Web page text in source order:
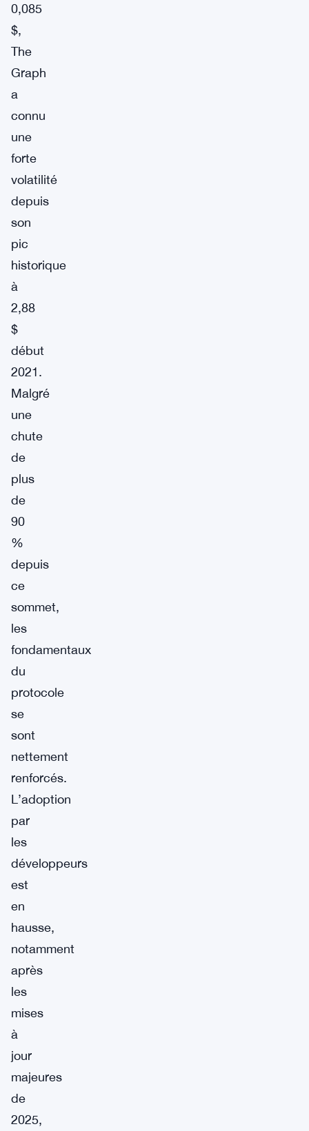
0,085
$,
The
Graph
a
connu
une
forte
volatilité
depuis
son
pic
historique
à
2,88
$
début
2021.
Malgré
une
chute
de
plus
de
90
%
depuis
ce
sommet,
les
fondamentaux
du
protocole
se
sont
nettement
renforcés.
L’adoption
par
les
développeurs
est
en
hausse,
notamment
après
les
mises
à
jour
majeures
de
2025,